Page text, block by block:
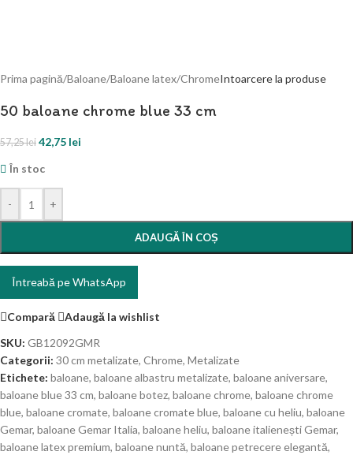
Prima pagină/Baloane/Baloane latex/ChromeIntoarcere la produse
50 baloane chrome blue 33 cm
57,25lei 42,75 lei
În stoc
- +
ADAUGĂ ÎN COȘ
Întreabă pe WhatsApp
Compară
Adaugă la wishlist
SKU: GB12092GMR
Categorii: 30 cm metalizate, Chrome, Metalizate
Etichete: baloane, baloane albastru metalizate, baloane aniversare,
baloane blue 33 cm, baloane botez, baloane chrome, baloane chrome
blue, baloane cromate, baloane cromate blue, baloane cu heliu, baloane
Gemar, baloane Gemar Italia, baloane heliu, baloane italienești Gemar,
baloane latex premium, baloane nuntă, baloane petrecere elegantă,